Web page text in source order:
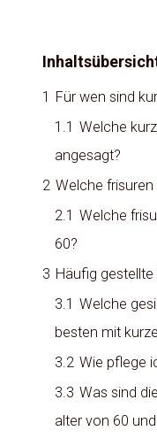
1
Für wen sind
1.1 Welche
angesagt?
2 Welche
2.1 Welche
60?
3 Häufig
3.1 Welche
besten mit
3.2 Wie pflege
3.3 Was sind
alter von 60